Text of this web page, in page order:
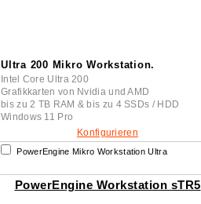
Ultra 200 Mikro Workstation.
Intel Core Ultra 200
Grafikkarten von Nvidia und AMD
bis zu 2 TB RAM & bis zu 4 SSDs / HDD
Windows 11 Pro
Konfigurieren
PowerEngine Mikro Workstation Ultra
PowerEngine Workstation sTR5